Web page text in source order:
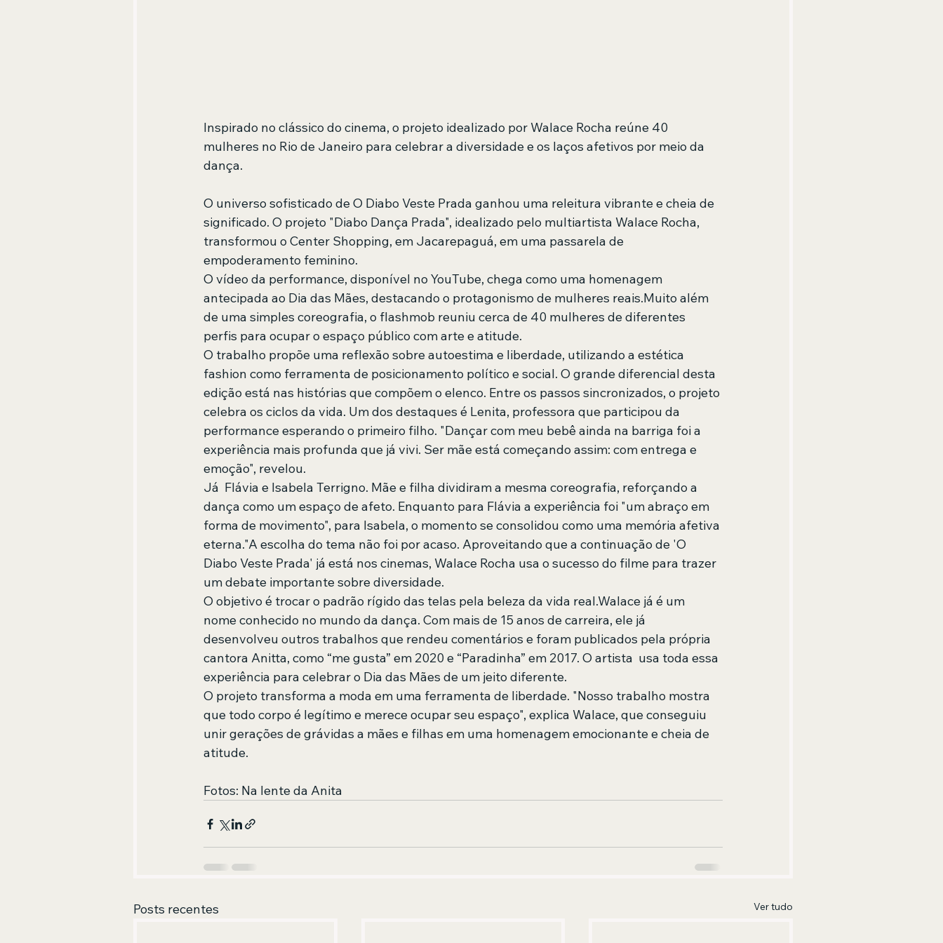
Inspirado no clássico do cinema, o projeto idealizado por Walace Rocha reúne 40
mulheres no Rio de Janeiro para celebrar a diversidade e os laços afetivos por meio da
dança.
O universo sofisticado de O Diabo Veste Prada ganhou uma releitura vibrante e cheia de
significado. O projeto "Diabo Dança Prada", idealizado pelo multiartista Walace Rocha,
transformou o Center Shopping, em Jacarepaguá, em uma passarela de
empoderamento feminino.
O vídeo da performance, disponível no YouTube, chega como uma homenagem
antecipada ao Dia das Mães, destacando o protagonismo de mulheres reais.Muito além
de uma simples coreografia, o flashmob reuniu cerca de 40 mulheres de diferentes
perfis para ocupar o espaço público com arte e atitude.
O trabalho propõe uma reflexão sobre autoestima e liberdade, utilizando a estética
fashion como ferramenta de posicionamento político e social. O grande diferencial desta
edição está nas histórias que compõem o elenco. Entre os passos sincronizados, o projeto
celebra os ciclos da vida. Um dos destaques é Lenita, professora que participou da
performance esperando o primeiro filho. "Dançar com meu bebê ainda na barriga foi a
experiência mais profunda que já vivi. Ser mãe está começando assim: com entrega e
emoção", revelou.
Já  Flávia e Isabela Terrigno. Mãe e filha dividiram a mesma coreografia, reforçando a
dança como um espaço de afeto. Enquanto para Flávia a experiência foi "um abraço em
forma de movimento", para Isabela, o momento se consolidou como uma memória afetiva
eterna."A escolha do tema não foi por acaso. Aproveitando que a continuação de 'O
Diabo Veste Prada' já está nos cinemas, Walace Rocha usa o sucesso do filme para trazer
um debate importante sobre diversidade.
O objetivo é trocar o padrão rígido das telas pela beleza da vida real.Walace já é um
nome conhecido no mundo da dança. Com mais de 15 anos de carreira, ele já
desenvolveu outros trabalhos que rendeu comentários e foram publicados pela própria
cantora Anitta, como “me gusta” em 2020 e “Paradinha” em 2017. O artista  usa toda essa
experiência para celebrar o Dia das Mães de um jeito diferente.
O projeto transforma a moda em uma ferramenta de liberdade. "Nosso trabalho mostra
que todo corpo é legítimo e merece ocupar seu espaço", explica Walace, que conseguiu
unir gerações de grávidas a mães e filhas em uma homenagem emocionante e cheia de
atitude.
Fotos: Na lente da Anita
Posts recentes Ver tudo